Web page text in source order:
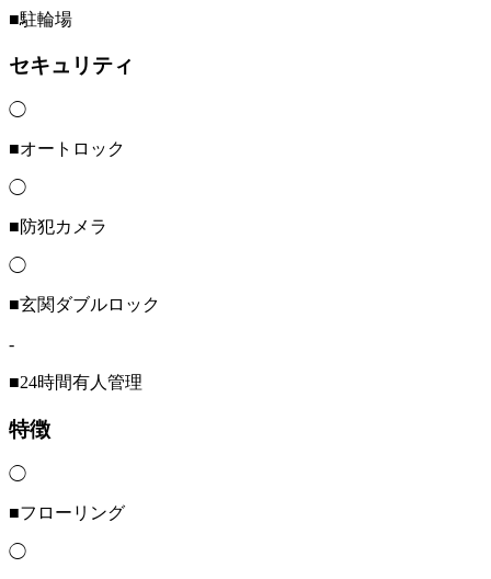
■駐輪場
セキュリティ
◯
■オートロック
◯
■防犯カメラ
◯
■玄関ダブルロック
-
■24時間有人管理
特徴
◯
■フローリング
◯